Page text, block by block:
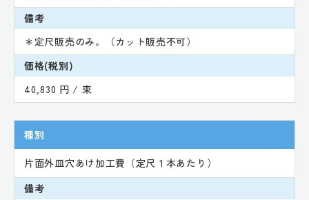
備考
＊定尺販売のみ。（カット販売不可）
価格(税別)
40,830 円 / 束
種別
片面外皿穴あけ加工費（定尺１本あたり）
備考